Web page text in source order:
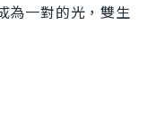
一對的光，雙生